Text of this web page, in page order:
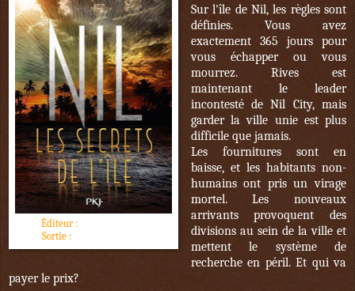
Éditeur :
Sortie :
Sur l'île de Nil, les règles sont
définies. Vous avez
exactement 365 jours pour
vous échapper ou vous
mourrez. Rives est
maintenant le leader
incontesté de Nil City, mais
garder la ville unie est plus
difficile que jamais.
Les fournitures sont en
baisse, et les habitants non-
humains ont pris un virage
mortel. Les nouveaux
arrivants provoquent des
divisions au sein de la ville et
mettent le système de
recherche en péril. Et qui va
payer le prix?